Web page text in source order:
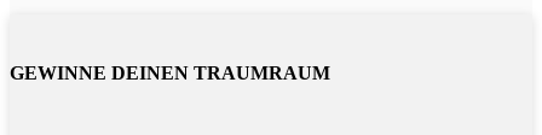
GEWINNE DEINEN TRAUMRAUM